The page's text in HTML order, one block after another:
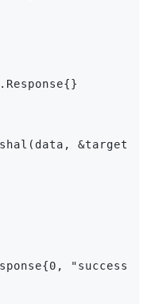
&target);
"success",